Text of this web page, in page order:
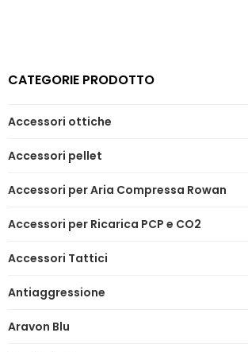
CATEGORIE PRODOTTO
Accessori ottiche
Accessori pellet
Accessori per Aria Compressa Rowan
Accessori per Ricarica PCP e CO2
Accessori Tattici
Antiaggressione
Aravon Blu